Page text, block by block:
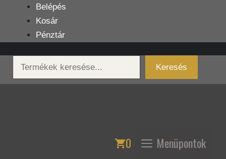
tartalomba
Belépés
Kosár
Pénztár
Keresés
Keresés
0 Menüpontok